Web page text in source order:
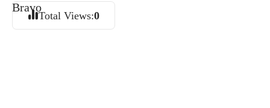
Total Views:0